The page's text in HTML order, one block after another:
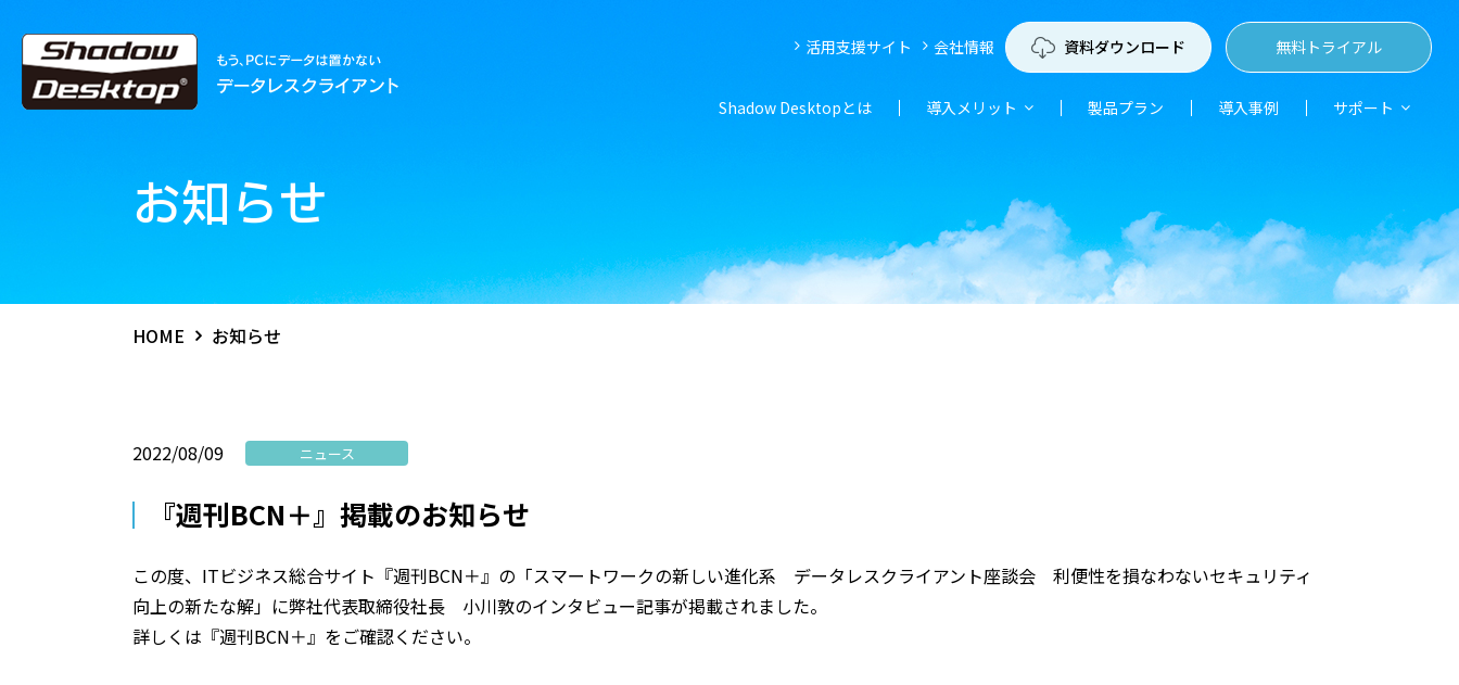
活用支援サイト 会社情報 資料ダウンロード 無料トライアル
Shadow Desktopとは 導入メリット 製品プラン 導入事例 サポート
お知らせ
HOME お知らせ
2022/08/09 ニュース
『週刊BCN＋』掲載のお知らせ
この度、ITビジネス総合サイト『週刊BCN＋』の「スマートワークの新しい進化系 データレスクライアント座談会 利便性を損なわないセキュリティ
向上の新たな解」に弊社代表取締役社長 小川敦のインタビュー記事が掲載されました。
詳しくは『週刊BCN＋』をご確認ください。